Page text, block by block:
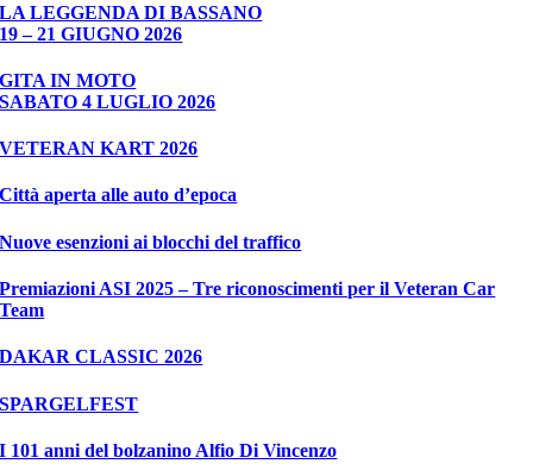
LA LEGGENDA DI BASSANO
19 – 21 GIUGNO 2026
GITA IN MOTO
SABATO 4 LUGLIO 2026
VETERAN KART 2026
Città aperta alle auto d’epoca
Nuove esenzioni ai blocchi del traffico
Premiazioni ASI 2025 – Tre riconoscimenti per il Veteran Car
Team
DAKAR CLASSIC 2026
SPARGELFEST
I 101 anni del bolzanino Alfio Di Vincenzo